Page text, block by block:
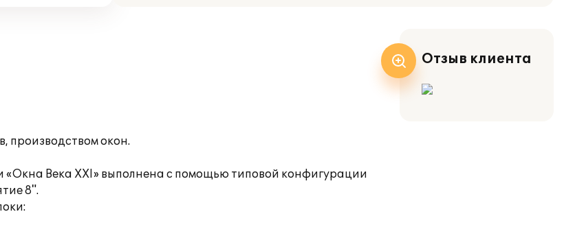
производством окон.
«Окна Века ХХI» выполнена с помощью типовой конфигурации
8".
Отзыв клиента